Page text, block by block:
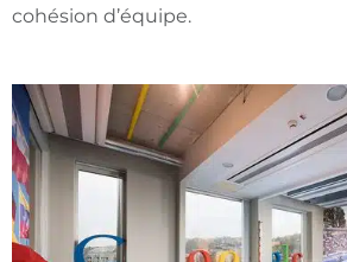
cohésion d’équipe.